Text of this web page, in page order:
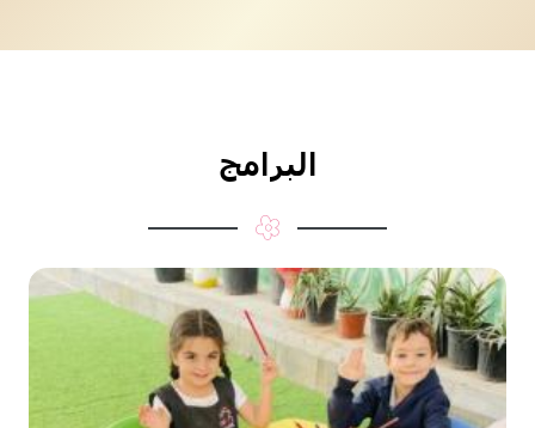
البرامج